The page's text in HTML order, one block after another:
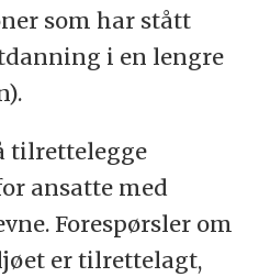
som har stått
i en lengre
tilrettelegge
ansatte med
Forespørsler om
er tilrettelagt,